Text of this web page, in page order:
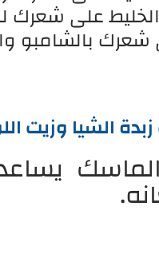
على شعرك لمدة 30
بالشامبو
الشيا وزيت